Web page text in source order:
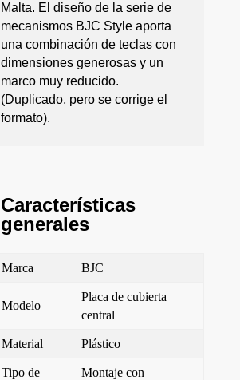
Malta. El diseño de la serie de
mecanismos BJC Style aporta
una combinación de teclas con
dimensiones generosas y un
marco muy reducido.
(Duplicado, pero se corrige el
formato).
Características
generales
Marca BJC
Modelo
Placa de cubierta
central
Material Plástico
Tipo de
Montaje con